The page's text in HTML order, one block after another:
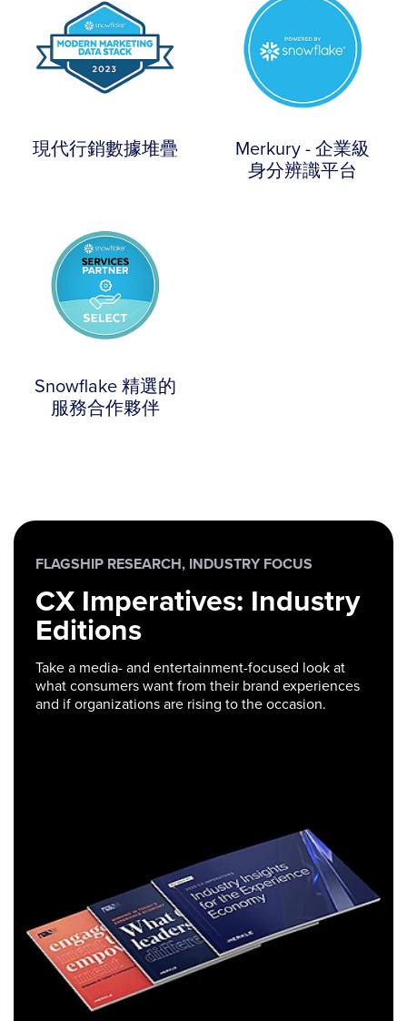
現代行銷數據堆疊
Merkury - 企業級
身分辨識平台
Snowflake 精選的
服務合作夥伴
FLAGSHIP RESEARCH, INDUSTRY FOCUS
CX Imperatives: Industry
Editions
Take a media- and entertainment-focused look at
what consumers want from their brand experiences
and if organizations are rising to the occasion.